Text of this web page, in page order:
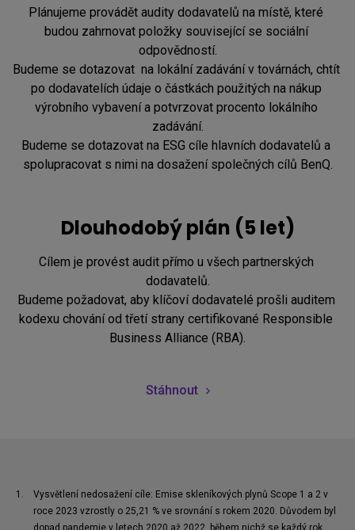
Plánujeme provádět audity dodavatelů na místě, které
budou zahrnovat položky související se sociální
odpovědností.
Budeme se dotazovat  na lokální zadávání v továrnách, chtít
po dodavatelích údaje o částkách použitých na nákup
výrobního vybavení a potvrzovat procento lokálního
zadávání.
Budeme se dotazovat na ESG cíle hlavních dodavatelů a
spolupracovat s nimi na dosažení společných cílů BenQ.
Dlouhodobý plán (5 let)
Cílem je provést audit přímo u všech partnerských
dodavatelů.
Budeme požadovat, aby klíčoví dodavatelé prošli auditem
kodexu chování od třetí strany certifikované Responsible
Business Alliance (RBA).
Stáhnout
1.
Vysvětlení nedosažení cíle: Emise skleníkových plynů Scope 1 a 2 v
roce 2023 vzrostly o 25,21 % ve srovnání s rokem 2020. Důvodem byl